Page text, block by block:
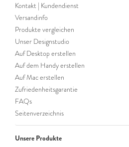
Kontakt | Kundendienst
Versandinfo
Produkte vergleichen
Unser Designstudio
Auf Desktop erstellen
Auf dem Handy erstellen
Auf Mac erstellen
Zufriedenheitsgarantie
FAQs
Seitenverzeichnis
Unsere Produkte